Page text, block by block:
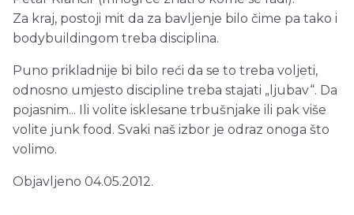
Za kraj, postoji mit da za bavljenje bilo čime pa tako i
bodybuildingom treba disciplina.
Puno prikladnije bi bilo reći da se to treba voljeti,
odnosno umjesto discipline treba stajati „ljubav“. Da
pojasnim... Ili volite isklesane trbušnjake ili pak više
volite junk food. Svaki naš izbor je odraz onoga što
volimo.
Objavljeno 04.05.2012.